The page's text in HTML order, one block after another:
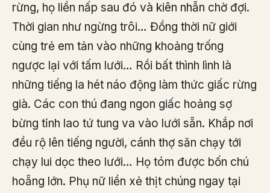
rừng, họ liền nấp sau đó và kiên nhẫn chờ đợi.
Thời gian như ngừng trôi… Đồng thời nữ giới
cùng trẻ em tản vào những khoảng trống
ngược lại với tấm lưới… Rồi bất thình lình là
những tiếng la hét náo động làm thức giấc rừng
già. Các con thú đang ngon giấc hoảng sợ
bừng tỉnh lao tứ tung va vào lưới sẵn. Khắp nơi
đều rộ lên tiếng người, cánh thợ săn chạy tới
chạy lui dọc theo lưới… Họ tóm được bốn chú
hoẵng lớn. Phụ nữ liền xẻ thịt chúng ngay tại